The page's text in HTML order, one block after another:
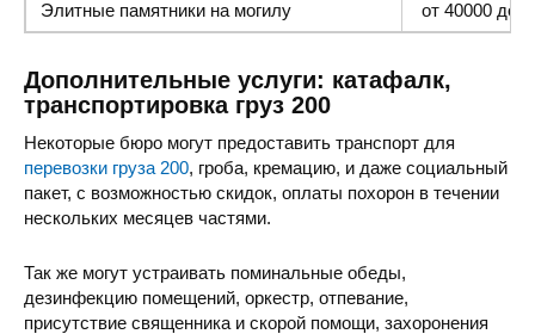
Элитные памятники на могилу от 40000 до
Дополнительные услуги: катафалк,
транспортировка груз 200
Некоторые бюро могут предоставить транспорт для
перевозки груза 200, гроба, кремацию, и даже социальный
пакет, с возможностью скидок, оплаты похорон в течении
нескольких месяцев частями.
Так же могут устраивать поминальные обеды,
дезинфекцию помещений, оркестр, отпевание,
присутствие священника и скорой помощи, захоронения